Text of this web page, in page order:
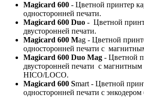
Magicard 600 - Цветной принтер
односторонней печати.
Magicard 600 Duo - Цветной
двусторонней печати.
Magicard 600 Mag - Цветной
односторонней печати с
Magicard 600 Duo Mag - Цветной
двусторонней печати с магнитным
HICO/LOCO.
Magicard 600 Smart - Цветной
односторонней печати с энкодером